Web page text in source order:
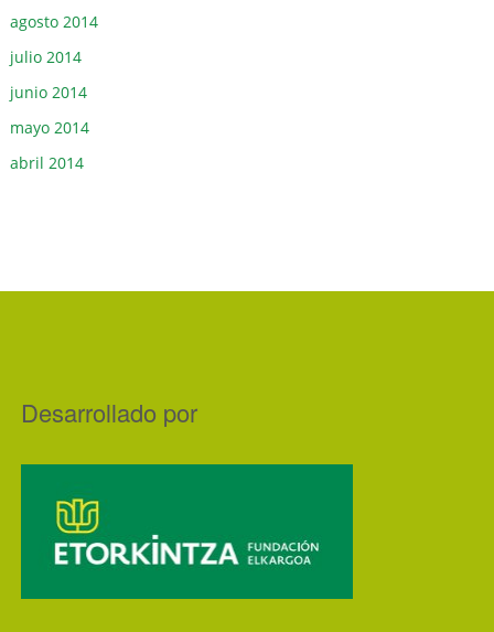
agosto 2014
julio 2014
junio 2014
mayo 2014
abril 2014
Desarrollado por